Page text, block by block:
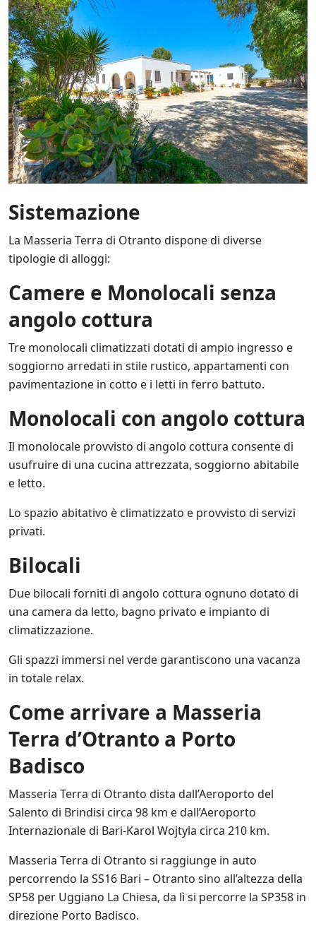
a
n
c
h
e
d
i
t
e
r
z
e
p
a
r
t
*
Sistemazione
La Masseria Terra di Otranto dispone di diverse
tipologie di alloggi:
Camere e Monolocali senza
angolo cottura
Tre monolocali climatizzati dotati di ampio ingresso e
soggiorno arredati in stile rustico, appartamenti con
pavimentazione in cotto e i letti in ferro battuto.
Monolocali con angolo cottura
Il monolocale provvisto di angolo cottura consente di
usufruire di una cucina attrezzata, soggiorno abitabile
e letto.
Lo spazio abitativo è climatizzato e provvisto di servizi
privati.
Bilocali
Due bilocali forniti di angolo cottura ognuno dotato di
una camera da letto, bagno privato e impianto di
climatizzazione.
Gli spazzi immersi nel verde garantiscono una vacanza
in totale relax.
Come arrivare a Masseria
Terra d’Otranto a Porto
Badisco
Masseria Terra di Otranto dista dall’Aeroporto del
Salento di Brindisi circa 98 km e dall’Aeroporto
Internazionale di Bari-Karol Wojtyla circa 210 km.
Masseria Terra di Otranto si raggiunge in auto
percorrendo la SS16 Bari – Otranto sino all’altezza della
SP58 per Uggiano La Chiesa, da lì si percorre la SP358 in
direzione Porto Badisco.